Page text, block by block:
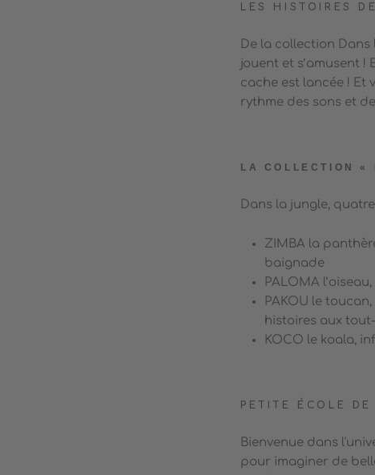
LES HISTOIRES
De la collection Dans
jouent et s’amusent
cache est lancée ! Et
rythme des sons et
LA COLLECTION «
Dans la jungle,
ZIMBA la
baignade
PALOMA
PAKOU le
histoires aux
KOCO le koala,
PETITE ÉCOLE DE
Bienvenue dans
pour imaginer de